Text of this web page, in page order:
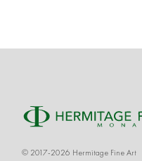
© 2017-2026 Hermitage Fine Art